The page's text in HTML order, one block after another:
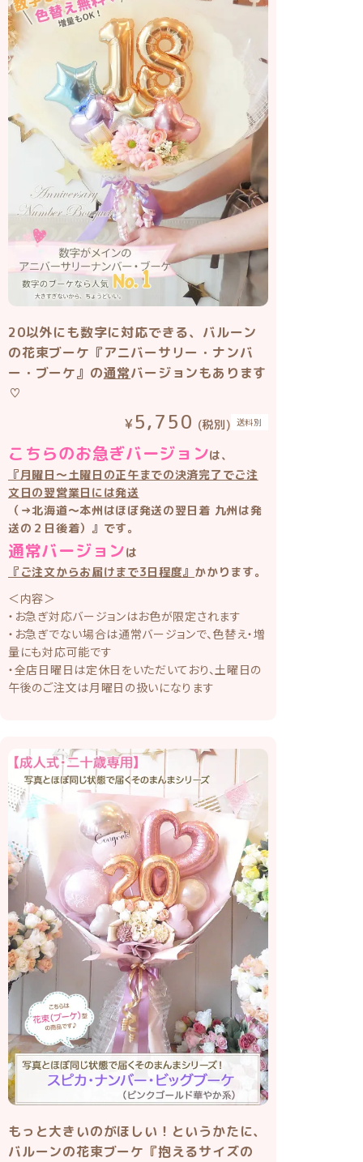
20以外にも数字に対応できる、バルーン
の花束ブーケ『アニバーサリー・ナンバ
ー・ブーケ』の通常バージョンもあります
♡
5,750 (税別) 送料別
こちらのお急ぎバージョンは、
『月曜日〜土曜日の正午までの決済完了でご注
文日の翌営業日には発送
（→北海道〜本州はほぼ発送の翌日着 九州は発
送の２日後着）』です。
通常バージョンは
『ご注文からお届けまで3日程度』 かかります。
＜内容＞
・お急ぎ対応バージョンはお色が限定されます
・お急ぎでない場合は通常バージョンで、色替え・増
量にも対応可能です
・全店日曜日は定休日をいただいており、土曜日の
午後のご注文は月曜日の扱いになります
もっと大きいのがほしい！というかたに、
バルーンの花束ブーケ『抱えるサイズの